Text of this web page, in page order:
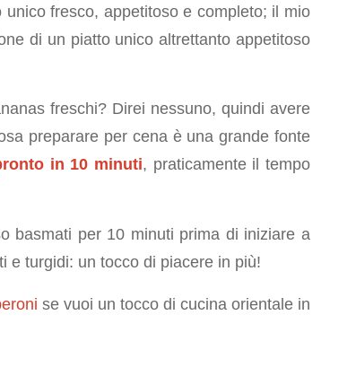
fresco, appetitoso e completo; il mio
di un piatto unico altrettanto appetitoso
freschi? Direi nessuno, quindi avere
preparare per cena è una grande fonte
in 10 minuti, praticamente il tempo
basmati per 10 minuti prima di iniziare a
e turgidi: un tocco di piacere in più!
se vuoi un tocco di cucina orientale in